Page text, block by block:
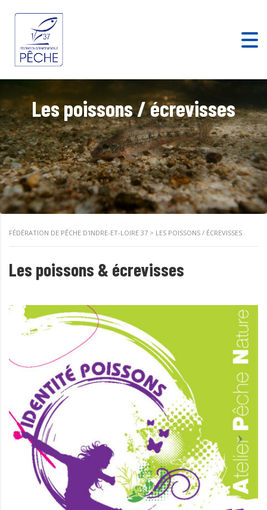
Les poissons / écrevisses
FÉDÉRATION DE PÊCHE D'INDRE-ET-LOIRE 37 > LES POISSONS / ÉCREVISSES
Les poissons & écrevisses